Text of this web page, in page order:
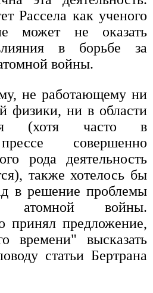
Рассела как ученого
может не оказать
в борьбе за
войны.
не работающему ни
физики, ни в области
(хотя часто в
совершенно
рода деятельность
также хотелось бы
в решение проблемы
атомной войны.
принял предложение,
времени" высказать
статьи Бертрана